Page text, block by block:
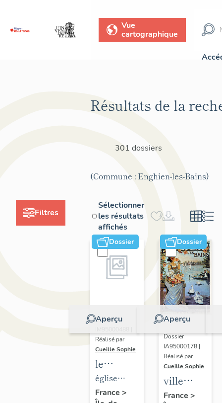
Vue
cartographique
Filtres
Résultats de la
301 dossiers
(Commune : Enghien-les-Bains)
Sélectionner
les résultats
affichés
Dossier
Aperçu
Dossier
Réalisé par
Cueille Sophie
le
mobilier
de
église
paroissiale
France >
Dossier
Aperçu
Dossier
IA95000178 |
Réalisé par
Cueille Sophie
ville
thermale
France >